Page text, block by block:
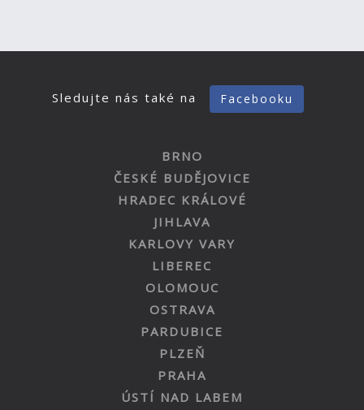
Sledujte nás také na Facebooku
BRNO
ČESKÉ BUDĚJOVICE
HRADEC KRÁLOVÉ
JIHLAVA
KARLOVY VARY
LIBEREC
OLOMOUC
OSTRAVA
PARDUBICE
PLZEŇ
PRAHA
ÚSTÍ NAD LABEM